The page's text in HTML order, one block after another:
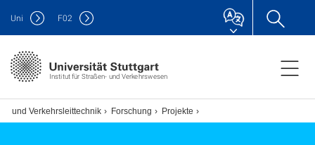
Institut für Straßen- und Verkehrswesen
Uni F02
und Verkehrsleittechnik Forschung Projekte